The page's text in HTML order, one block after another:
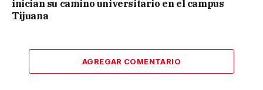
inician su camino universitario en el campus
Tijuana
AGREGAR COMENTARIO